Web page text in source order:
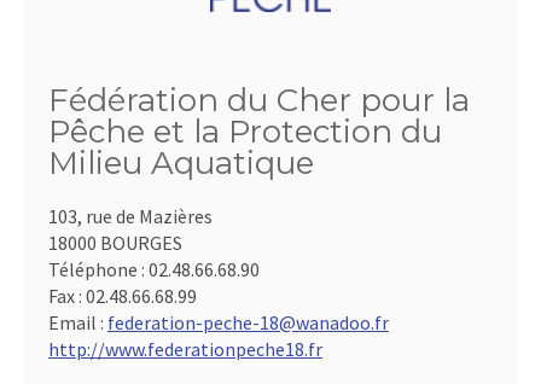
Fédération du Cher pour la
Pêche et la Protection du
Milieu Aquatique
103, rue de Mazières
18000 BOURGES
Téléphone : 02.48.66.68.90
Fax : 02.48.66.68.99
Email : federation-peche-18@wanadoo.fr
http://www.federationpeche18.fr